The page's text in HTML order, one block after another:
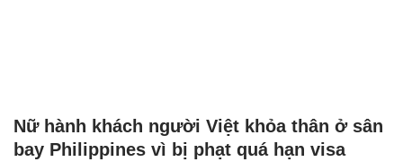
Nữ hành khách người Việt khỏa thân ở sân
bay Philippines vì bị phạt quá hạn visa